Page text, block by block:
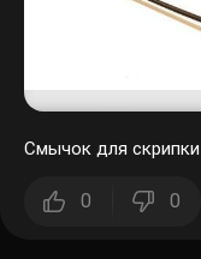
Смычок для
0 0